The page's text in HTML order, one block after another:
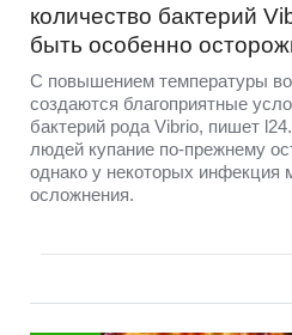
количество бактерий
быть особенно
С повышением температуры
создаются благоприятные
бактерий рода Vibrio, пишет
людей купание по-прежнему
однако у некоторых инфекция
осложнения.